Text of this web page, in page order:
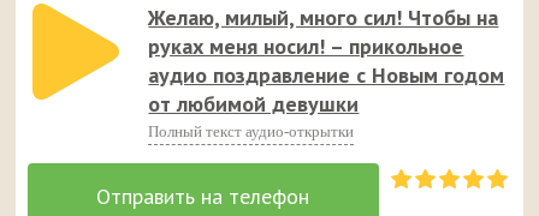
Желаю, милый, много сил! Чтобы на
руках меня носил! – прикольное
аудио поздравление с Новым годом
от любимой девушки
Полный текст аудио-открытки